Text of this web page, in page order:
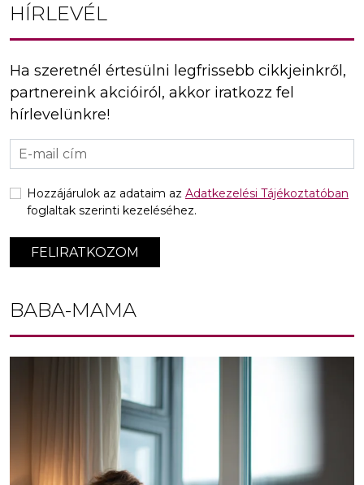
HÍRLEVÉL
Ha szeretnél értesülni legfrissebb cikkjeinkről,
partnereink akcióiról, akkor iratkozz fel
hírlevelünkre!
FELIRATKOZOM
Hozzájárulok az adataim az Adatkezelési Tájékoztatóban
foglaltak szerinti kezeléséhez.
BABA-MAMA